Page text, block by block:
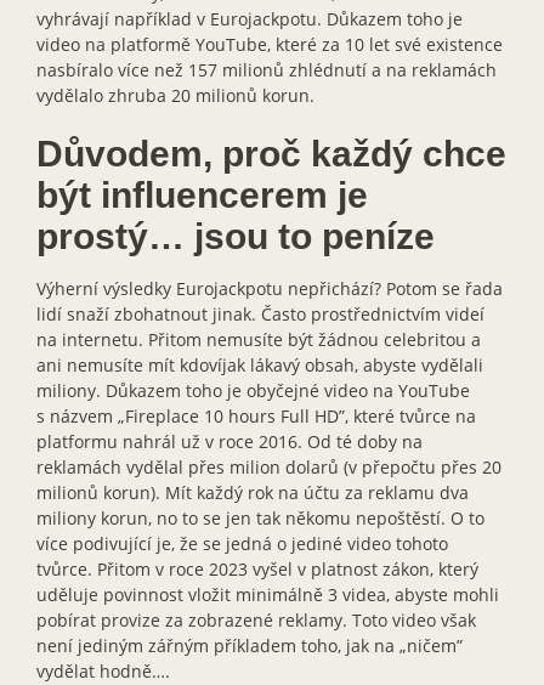
vyhrávají například v Eurojackpotu. Důkazem toho je
video na platformě YouTube, které za 10 let své existence
nasbíralo více než 157 milionů zhlédnutí a na reklamách
vydělalo zhruba 20 milionů korun.
Důvodem, proč každý chce
být influencerem je
prostý… jsou to peníze
Výherní výsledky Eurojackpotu nepřichází? Potom se řada
lidí snaží zbohatnout jinak. Často prostřednictvím videí
na internetu. Přitom nemusíte být žádnou celebritou a
ani nemusíte mít kdovíjak lákavý obsah, abyste vydělali
miliony. Důkazem toho je obyčejné video na YouTube
s názvem „Fireplace 10 hours Full HD”, které tvůrce na
platformu nahrál už v roce 2016. Od té doby na
reklamách vydělal přes milion dolarů (v přepočtu přes 20
milionů korun). Mít každý rok na účtu za reklamu dva
miliony korun, no to se jen tak někomu nepoštěstí. O to
více podivující je, že se jedná o jediné video tohoto
tvůrce. Přitom v roce 2023 vyšel v platnost zákon, který
uděluje povinnost vložit minimálně 3 videa, abyste mohli
pobírat provize za zobrazené reklamy. Toto video však
není jediným zářným příkladem toho, jak na „ničem”
vydělat hodně….